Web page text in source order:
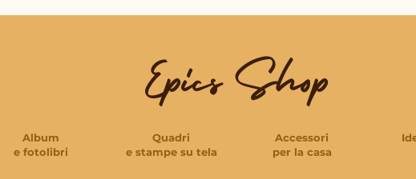
Epics Shop
Album
e fotolibri
Quadri
e stampe su tela
Accessori
per la casa